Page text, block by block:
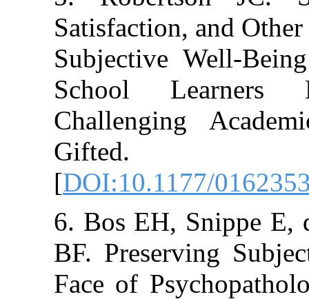
Satisfaction,
Subjective
School
Challenging
[DOI:10.1177/
6. Bos EH,
BF.
Face of